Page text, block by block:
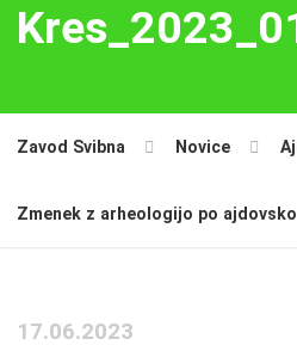
Zavod Svibna Novice
Zmenek z arheologijo po ajdovsko
17.06.2023